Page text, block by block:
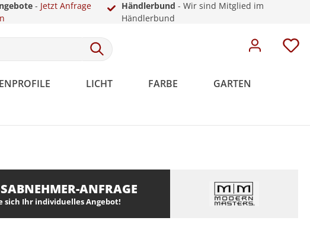
- Jetzt Anfrage
Händlerbund - Wir sind Mitglied im
Händlerbund
LICHT FARBE GARTEN
Meistervlies
Meistervlies Pro
Meistervlies Premium
Rosetten
Weiße Sockelleisten
ANFRAGE
sich Ihr individuelles Angebot!